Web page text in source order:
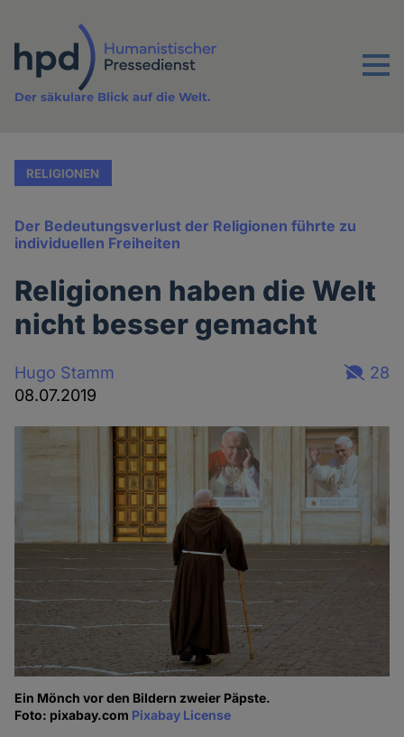
Inhalt
Menu
Der säkulare Blick auf die Welt.
RELIGIONEN
Der Bedeutungsverlust der Religionen führte zu
individuellen Freiheiten
Religionen haben die Welt
nicht besser gemacht
Hugo Stamm
08.07.2019
28
Ein Mönch vor den Bildern zweier Päpste.
Foto: pixabay.com Pixabay License